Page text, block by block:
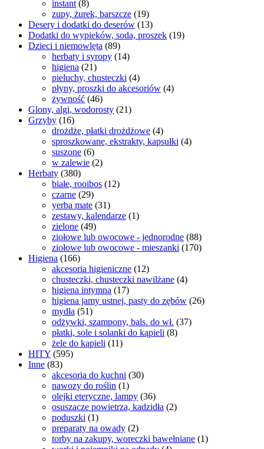
instant (8)
zupy, żurek, barszcze (19)
Desery i dodatki do deserów (13)
Dodatki do wypieków, soda, proszek (19)
Dzieci i niemowlęta (89)
herbaty i syropy (14)
higiena (21)
pieluchy, chusteczki (4)
płyny, proszki do akcesoriów (4)
żywność (46)
Glony, algi, wodorosty (21)
Grzyby (16)
drożdże, płatki drożdżowe (4)
sproszkowane, ekstrakty, kapsułki (4)
suszone (6)
w zalewie (2)
Herbaty (380)
białe, rooibos (12)
czarne (29)
yerba mate (31)
zestawy, kalendarze (1)
zielone (49)
ziołowe lub owocowe - jednorodne (88)
ziołowe lub owocowe - mieszanki (170)
Higiena (166)
akcesoria higieniczne (12)
chusteczki, chusteczki nawilżane (4)
higiena intymna (17)
higiena jamy ustnej, pasty do zębów (26)
mydła (51)
odżywki, szampony, bals. do wł. (37)
płatki, sole i solanki do kąpieli (8)
żele do kąpieli (11)
HITY (595)
Inne (83)
akcesoria do kuchni (30)
nawozy do roślin (1)
olejki eteryczne, lampy (36)
osuszacze powietrza, kadzidła (2)
poduszki (1)
preparaty na owady (2)
torby na zakupy, woreczki bawełniane (1)